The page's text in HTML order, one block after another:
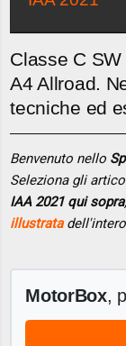
Classe C
A4 Allroad.
tecniche ed
Benvenuto nello
Seleziona gli
IAA 2021 qui sopra
illustrata
MotorBox,